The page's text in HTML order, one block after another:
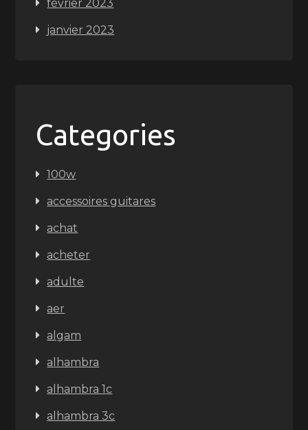
février 2023
janvier 2023
Categories
100w
accessoires guitares
achat
acheter
adulte
aer
algam
alhambra
alhambra 1c
alhambra 3c